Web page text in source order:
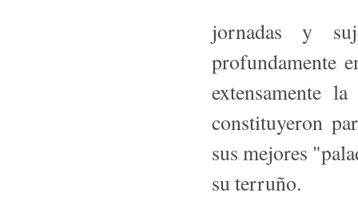
jorna­das y
profundamente
extensamente
constituyeron
sus mejores
su te­rruño.